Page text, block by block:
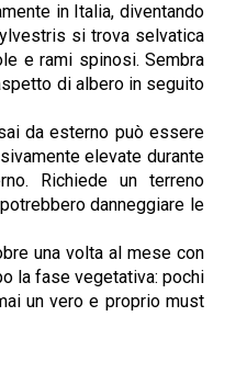
in Italia, diventando
si trova selvatica
e rami spinosi. Sembra
di albero in seguito
da esterno può essere
elevate durante
Richiede un terreno
danneggiare le
una volta al mese con
la fase vegetativa: pochi
un vero e proprio must